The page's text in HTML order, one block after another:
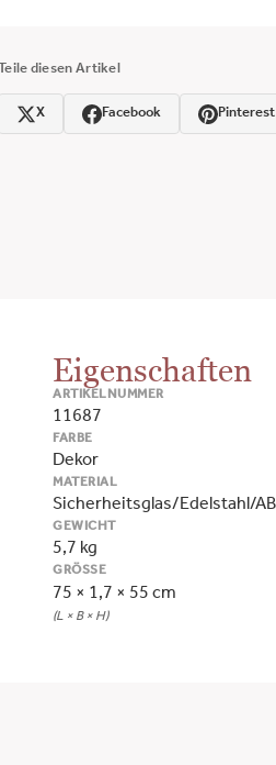
Teile diesen Artikel
X Facebook Pinterest
Eigenschaften
ARTIKELNUMMER
11687
FARBE
Dekor
MATERIAL
Sicherheitsglas/Edelstahl/
GEWICHT
5,7 kg
GRÖSSE
75 × 1,7 × 55 cm
(L × B × H)